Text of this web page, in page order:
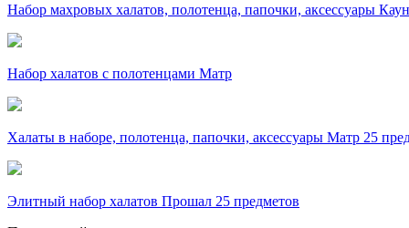
Набор махровых халатов, полотенца, папочки, аксессуары
Набор халатов с полотенцами Матр
Халаты в наборе, полотенца, папочки, аксессуары Матр 25
Элитный набор халатов Прошал 25 предметов